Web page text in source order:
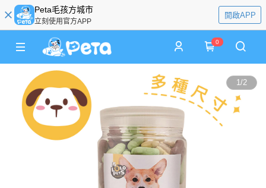
Peta毛孩方城市
立刻使用官方APP
開啟APP
0
1/2